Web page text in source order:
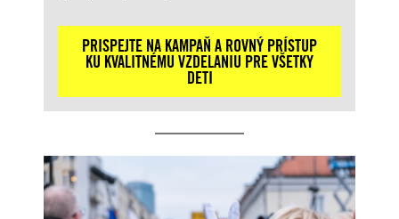
PRISPEJTE NA KAMPAŇ A ROVNÝ PRÍSTUP
KU KVALITNÉMU VZDELANIU PRE VŠETKY
DETI